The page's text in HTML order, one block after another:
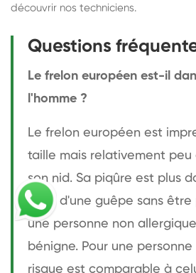
découvrir nos techniciens.
Questions
Le frelon européen est-il
l'homme ?
Le frelon européen est
taille mais relativement peu
son nid. Sa piqûre est plus
celle d'une guêpe sans être
une personne non
bénigne. Pour une personne
risque est comparable à